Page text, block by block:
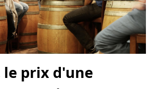
le prix d'une